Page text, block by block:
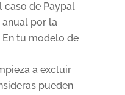
caso de Paypal
por la
tu modelo de
a excluir
pueden